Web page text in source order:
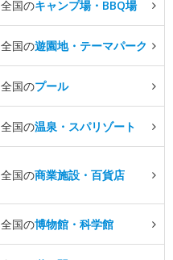
全国のキャンプ場・BBQ場
全国の遊園地・テーマパーク
全国のプール
全国の温泉・スパリゾート
全国の商業施設・百貨店
全国の博物館・科学館